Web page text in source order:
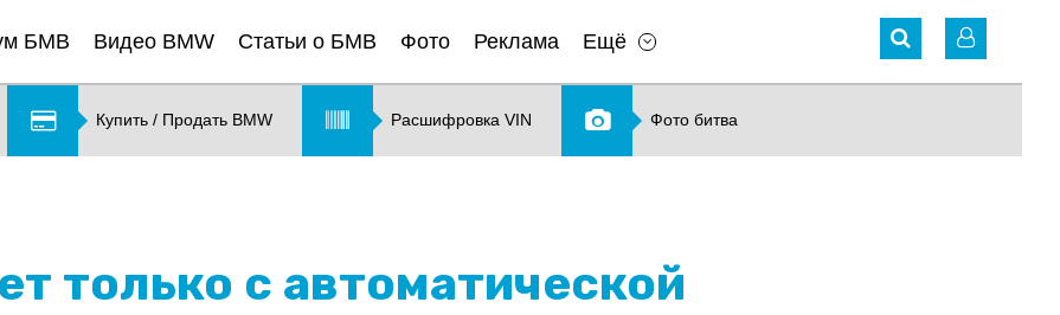
БМВ Видео BMW Статьи о БМВ Фото Реклама Ещё
Купить / Продать BMW Расшифровка VIN Фото битва
только с автоматической